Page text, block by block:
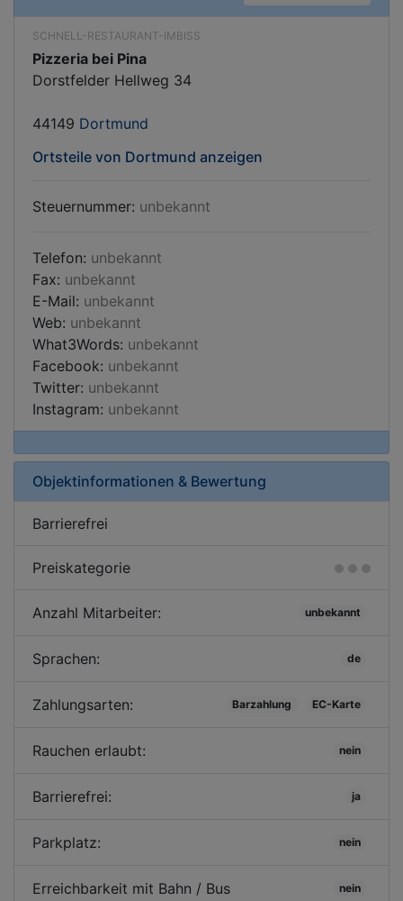
SCHNELL-RESTAURANT-IMBISS
Pizzeria bei Pina
Dorstfelder Hellweg 34
44149 Dortmund
Ortsteile von Dortmund anzeigen
Steuernummer: unbekannt
Telefon: unbekannt
Fax: unbekannt
E-Mail: unbekannt
Web: unbekannt
What3Words: unbekannt
Facebook: unbekannt
Twitter: unbekannt
Instagram: unbekannt
Objektinformationen & Bewertung
Barrierefrei
Preiskategorie
Anzahl Mitarbeiter: unbekannt
Sprachen: de
Zahlungsarten: Barzahlung EC-Karte
Rauchen erlaubt: nein
Barrierefrei: ja
Parkplatz: nein
Erreichbarkeit mit Bahn / Bus nein